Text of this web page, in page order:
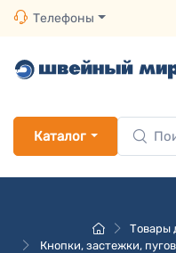
Телефоны
Каталог
Товары
Кнопки, застежки,